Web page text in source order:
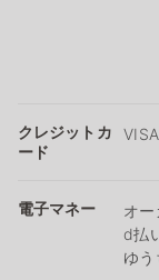
クレジットカ
ード
電子マネー
オ
d払
ゆ